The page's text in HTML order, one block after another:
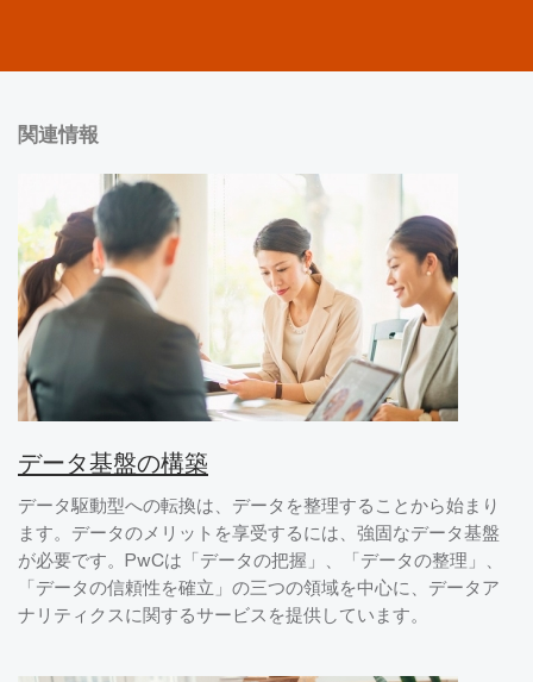
関連情報
データ基盤の構築
データ駆動型への転換は、データを整理することから始まり
ます。データのメリットを享受するには、強固なデータ基盤
が必要です。PwCは「データの把握」、「データの整理」、
「データの信頼性を確立」の三つの領域を中心に、データア
ナリティクスに関するサービスを提供しています。